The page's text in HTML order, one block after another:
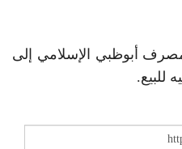
أبوظبي الإسلامي إلى